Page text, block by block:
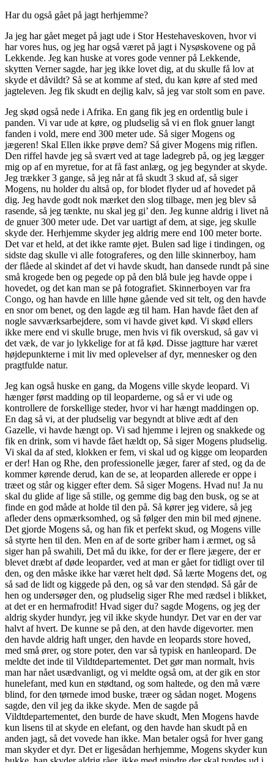
Har du også gået på jagt herhjemme?
Ja jeg har gået meget på jagt ude i Stor Hestehaveskoven, hvor vi
har vores hus, og jeg har også været på jagt i Nysøskovene og på
Lekkende. Jeg kan huske at vores gode venner på Lekkende,
skytten Verner sagde, har jeg ikke lovet dig, at du skulle få lov at
skyde et dåvildt? Så se at komme af sted, du kan køre af sted med
jagteleven. Jeg fik skudt en dejlig kalv, så jeg var stolt som en pave.
Jeg skød også nede i Afrika. En gang fik jeg en ordentlig bule i
panden. Vi var ude at køre, og pludselig så vi en flok gnuer langt
fanden i vold, mere end 300 meter ude. Så siger Mogens og
jægeren! Skal Ellen ikke prøve dem? Så giver Mogens mig riflen.
Den riffel havde jeg så svært ved at tage ladegreb på, og jeg lægger
mig op af en myretue, for at få fast anlæg, og jeg begynder at skyde.
Jeg trækker 3 gange, så jeg når at få skudt 3 skud af, så siger
Mogens, nu holder du altså op, for blodet flyder ud af hovedet på
dig. Jeg havde godt nok mærket den slog tilbage, men jeg blev så
rasende, så jeg tænkte, nu skal jeg gi’ den. Jeg kunne aldrig i livet nå
de gnuer 300 meter ude. Det var uartigt af dem, at sige, jeg skulle
skyde der. Herhjemme skyder jeg aldrig mere end 100 meter borte.
Det var et held, at det ikke ramte øjet. Bulen sad lige i tindingen, og
sidste dag skulle vi alle fotograferes, og den lille skinnerboy, ham
der flåede al skindet af det vi havde skudt, han dansede rundt på sine
små krogede ben og pegede op på den blå bule jeg havde oppe i
hovedet, og det kan man se på fotografiet. Skinnerboyen var fra
Congo, og han havde en lille høne gående ved sit telt, og den havde
en snor om benet, og den lagde æg til ham. Han havde fået den af
nogle savværksarbejdere, som vi havde givet kød. Vi skød ellers
ikke mere end vi skulle bruge, men hvis vi fik overskud, så gav vi
det væk, de var jo lykkelige for at få kød. Disse jagtture har været
højdepunkterne i mit liv med oplevelser af dyr, mennesker og den
pragtfulde natur.
Jeg kan også huske en gang, da Mogens ville skyde leopard. Vi
hænger først madding op til leoparderne, og så er vi ude og
kontrollere de forskellige steder, hvor vi har hængt maddingen op.
En dag så vi, at der pludselig var begyndt at blive ædt af den
Gazelle, vi havde hængt op. Vi sad hjemme i lejren og snakkede og
fik en drink, som vi havde fået hældt op, Så siger Mogens pludselig.
Vi skal da af sted, klokken er fem, vi skal ud og kigge om leoparden
er der! Han og Rhe, den professionelle jæger, farer af sted, og da de
kommer kørende derud, kan de se, at leoparden allerede er oppe i
træet og står og kigger efter dem. Så siger Mogens. Hvad nu! Ja nu
skal du glide af lige så stille, og gemme dig bag den busk, og se at
finde en god måde at holde til den på. Så kører jeg videre, så jeg
afleder dens opmærksomhed, og så følger den min bil med øjnene.
Det gjorde Mogens så, og han fik et perfekt skud, og Mogens ville
så styrte hen til den. Men en af de sorte griber ham i ærmet, og så
siger han på swahili, Det må du ikke, for der er flere jægere, der er
blevet dræbt af døde leoparder, ved at man er gået for tidligt over til
den, og den måske ikke har været helt død. Så lærte Mogens det, og
så sad de lidt og kiggede på den, og så var den stendød. Så går de
hen og undersøger den, og pludselig siger Rhe med rædsel i blikket,
at det er en hermafrodit! Hvad siger du? sagde Mogens, og jeg der
aldrig skyder hundyr, jeg vil ikke skyde hundyr. Det var en der var
halvt af hvert. De kunne se på den, at den havde digevorter. men
den havde aldrig haft unger, den havde en leopards store hoved,
med små ører, og store poter, den var så typisk en hanleopard. De
meldte det inde til Vildtdepartementet. Det gør man normalt, hvis
man har nået usædvanligt, og vi meldte også om, at der gik en stor
hunelefant, med kun en stødtand, og som haltede, og den må være
blind, for den tørnede imod buske, træer og sådan noget. Mogens
sagde, den vil jeg da ikke skyde. Men de sagde på
Vildtdepartementet, den burde de have skudt, Men Mogens havde
kun lisens til at skyde en elefant, og den havde han skudt på en
anden jagt, så det vovede han ikke. Man betaler også for hver gang
man skyder et dyr. Det er ligesådan herhjemme, Mogens skyder kun